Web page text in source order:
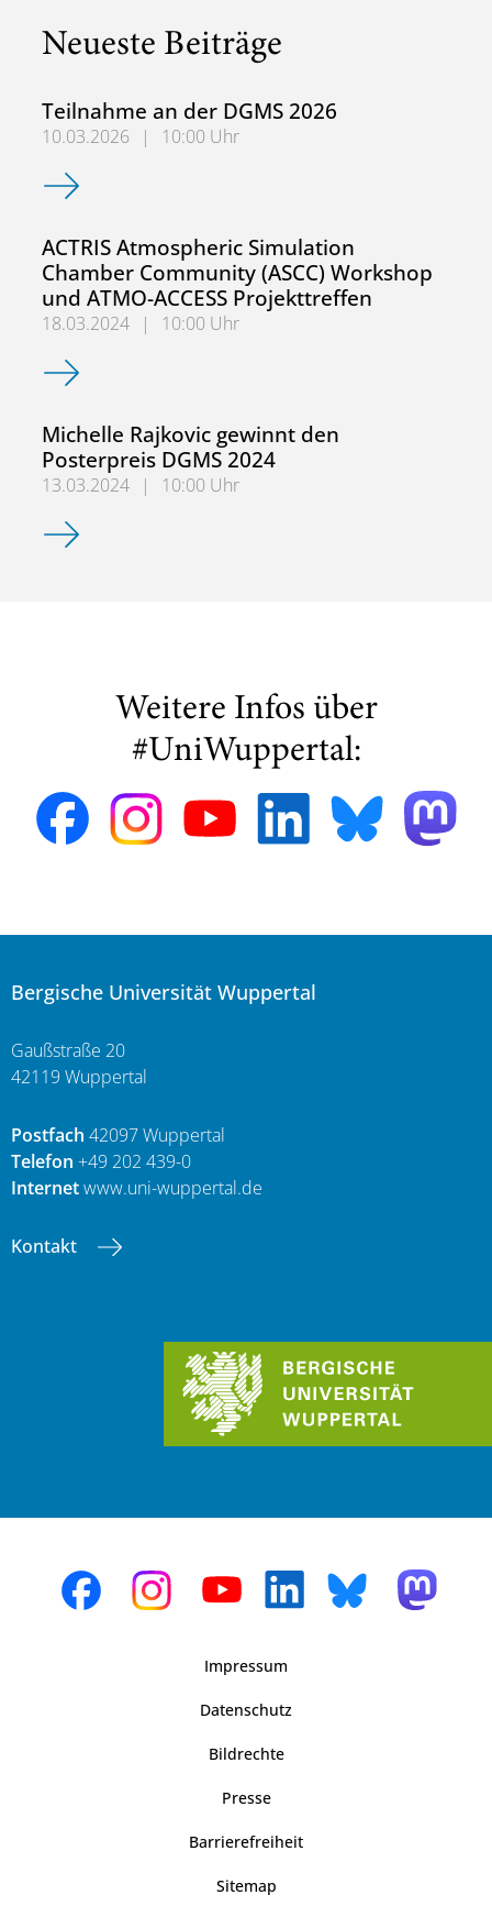
Neueste Beiträge
Teilnahme an der DGMS 2026
10.03.2026 |
10:00 Uhr
Teilnahme an der DGMS 2026
ACTRIS Atmospheric Simulation
Chamber Community (ASCC) Workshop
und ATMO-ACCESS Projekttreffen
18.03.2024 |
10:00 Uhr
ACTRIS Atmospheric Simulation Chamber Community
Michelle Rajkovic gewinnt den
Posterpreis DGMS 2024
13.03.2024 |
10:00 Uhr
Michelle Rajkovic gewinnt den Posterpreis DGMS 2024
Weitere Infos über
#UniWuppertal:
Bergische Universität Wuppertal
Gaußstraße 20
42119 Wuppertal
Postfach 42097 Wuppertal
Telefon +49 202 439-0
Internetwww.uni-wuppertal.de
Kontakt
Impressum
Datenschutz
Bildrechte
Presse
Barrierefreiheit
Sitemap